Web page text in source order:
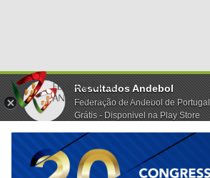
Resultados Andebol
Federação de Andebol de Portugal
Grátis - Disponivel na Play Store